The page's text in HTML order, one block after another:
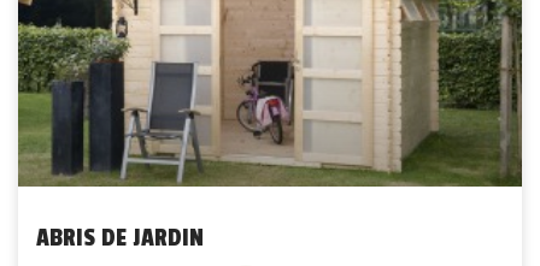
ABRIS DE JARDIN